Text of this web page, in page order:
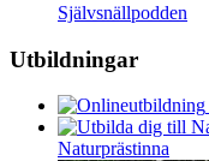
Självsnällpodden
Utbildningar
Naturprästinna